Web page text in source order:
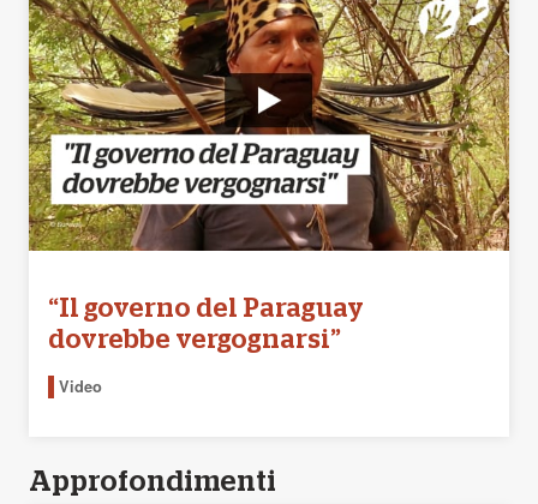
“Il governo del Paraguay
dovrebbe vergognarsi”
Video
Approfondimenti